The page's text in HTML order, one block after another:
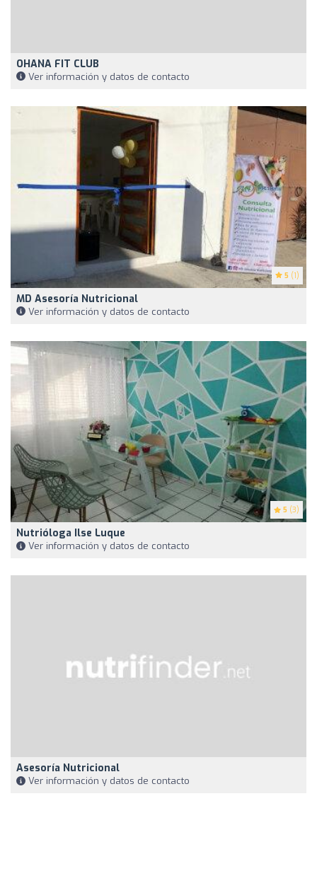
OHANA FIT CLUB
Ver información y datos de contacto
5 (1)
MD Asesoría Nutricional
Ver información y datos de contacto
5 (3)
Nutrióloga Ilse Luque
Ver información y datos de contacto
Asesoría Nutricional
Ver información y datos de contacto